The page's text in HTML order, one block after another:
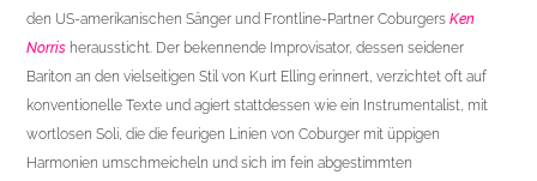
den US-amerikanischen Sänger und Frontline-Partner CoburgersKen
Norris heraussticht. Der bekennende Improvisator, dessen seidener
Bariton an den vielseitigen Stil von Kurt Elling erinnert, verzichtet oft auf
konventionelle Texte und agiert stattdessen wie ein Instrumentalist, mit
wortlosen Soli, die die feurigen Linien von Coburger mit üppigen
Harmonien umschmeicheln und sich im fein abgestimmten